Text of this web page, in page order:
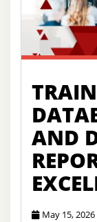
AND
May 15, 2026